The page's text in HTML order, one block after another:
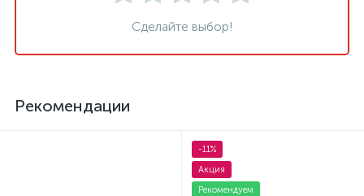
Сделайте выбор!
Рекомендации
-11%
Акция
Рекомендуем